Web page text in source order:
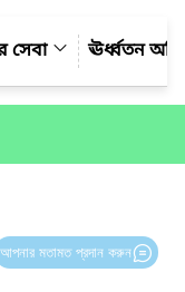
সেবা ঊর্ধ্বতন
আপনার মতামত প্রদান করুন